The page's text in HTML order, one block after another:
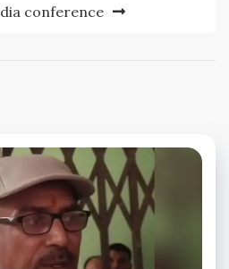
conference